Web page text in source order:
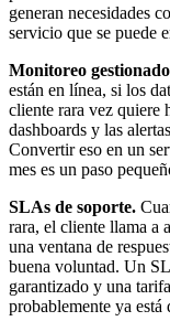
generan necesidades
servicio que se puede
Monitoreo
están en línea, si los
cliente rara vez quiere
dashboards y las
Convertir eso en un
mes es un paso
SLAs de soporte.
rara, el cliente llama a
una ventana de
buena voluntad. Un
garantizado y una
probablemente ya